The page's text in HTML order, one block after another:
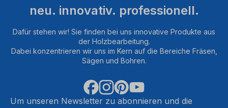
neu. innovativ. professionell.
Dafür stehen wir! Sie finden bei uns innovative Produkte aus
der Holzbearbeitung.
Dabei konzentrieren wir uns im Kern auf die Bereiche Fräsen,
Sägen und Bohren.
Um unseren Newsletter zu abonnieren und die